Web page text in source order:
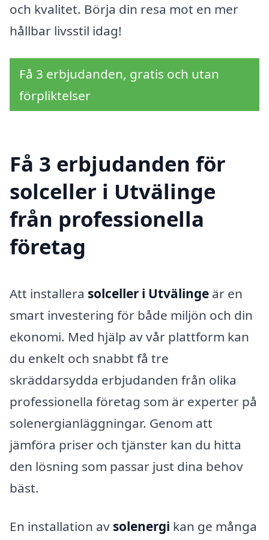
och kvalitet. Börja din resa mot en mer
hållbar livsstil idag!
Få 3 erbjudanden, gratis och utan
förpliktelser
Få 3 erbjudanden för
solceller i Utvälinge
från professionella
företag
Att installera solceller i Utvälinge är en
smart investering för både miljön och din
ekonomi. Med hjälp av vår plattform kan
du enkelt och snabbt få tre
skräddarsydda erbjudanden från olika
professionella företag som är experter på
solenergianläggningar. Genom att
jämföra priser och tjänster kan du hitta
den lösning som passar just dina behov
bäst.
En installation av solenergi kan ge många